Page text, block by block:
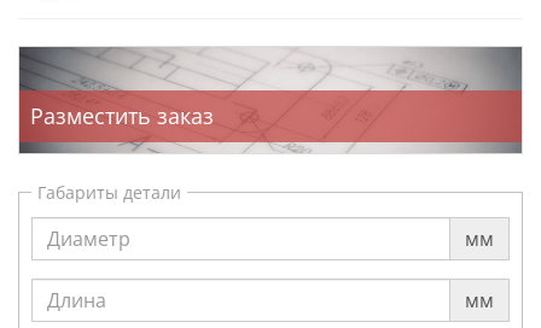
Разместить заказ
Габариты детали
мм
мм